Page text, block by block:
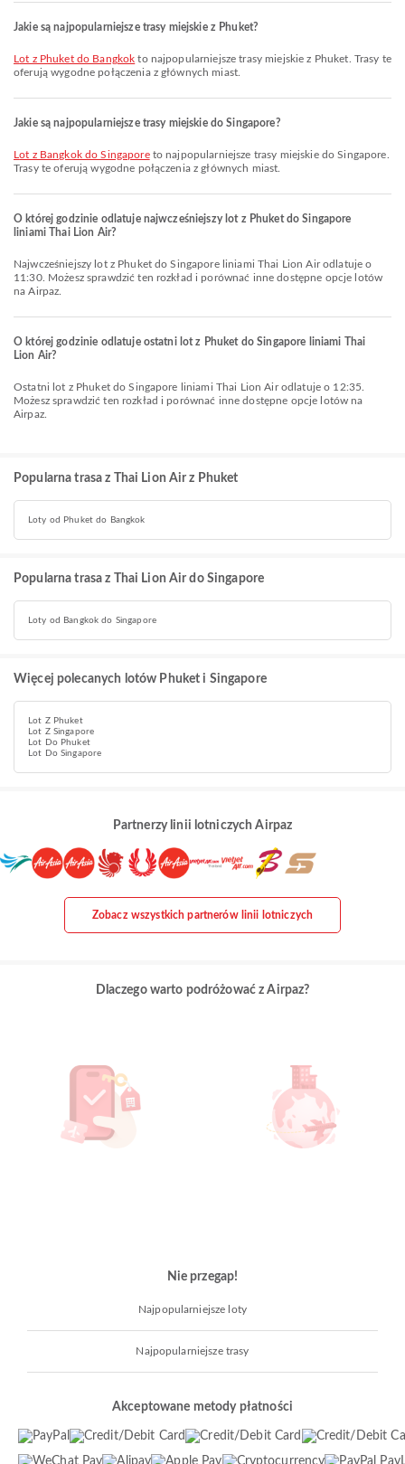
Jakie są najpopularniejsze trasy miejskie z Phuket?
lot z Phuket do Bangkok to najpopularniejsze trasy miejskie z Phuket. Trasy te
oferują wygodne połączenia z głównych miast.
Jakie są najpopularniejsze trasy miejskie do Singapore?
lot z Bangkok do Singaporeto najpopularniejsze trasy miejskie do Singapore.
Trasy te oferują wygodne połączenia z głównych miast.
O której godzinie odlatuje najwcześniejszy lot z Phuket do Singapore
liniami Thai Lion Air?
Najwcześniejszy lot z Phuket do Singapore liniami Thai Lion Air odlatuje o
11:30. Możesz sprawdzić ten rozkład i porównać inne dostępne opcje lotów
na Airpaz.
O której godzinie odlatuje ostatni lot z Phuket do Singapore liniami Thai
Lion Air?
Ostatni lot z Phuket do Singapore liniami Thai Lion Air odlatuje o 12:35.
Możesz sprawdzić ten rozkład i porównać inne dostępne opcje lotów na
Airpaz.
Popularna trasa z Thai Lion Air z Phuket
Loty od Phuket do Bangkok
Popularna trasa z Thai Lion Air do Singapore
Loty od Bangkok do Singapore
Więcej polecanych lotów Phuket i Singapore
Lot Z Phuket
Lot Z Singapore
Lot Do Phuket
Lot Do Singapore
Partnerzy linii lotniczych Airpaz
Zobacz wszystkich partnerów linii lotniczych
Dlaczego warto podróżować z Airpaz?
Nie przegap!
Najpopularniejsze loty
Najpopularniejsze trasy
Akceptowane metody płatności